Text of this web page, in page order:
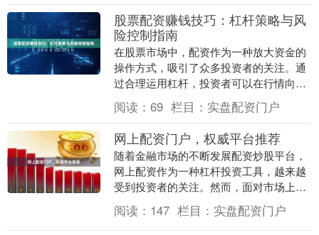
股票配资赚钱技巧：杠杆策略与风
险控制指南
在股票市场中，配资作为一种放大资金的
操作方式，吸引了众多投资者的关注。通
过合理运用杠杆，投资者可以在行情向好
时获得更高收益。然而，杠杆是一把双刃
剑，若缺乏有效的....
阅读： 69 栏目： 实盘配资门户
网上配资门户，权威平台推荐
随着金融市场的不断发展配资炒股平台，
网上配资作为一种杠杆投资工具，越来越
受到投资者的关注。然而，面对市场上众
多的配资平台，如何选择一家安全、正
规、可靠的配资门户....
阅读： 147 栏目： 实盘配资门户